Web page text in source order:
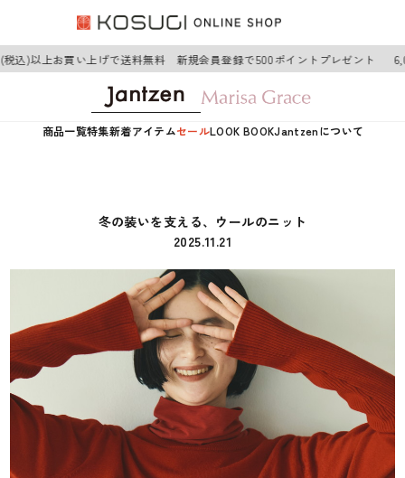
上お買い上げで送料無料 新規会員登録で500ポイントプレゼント 6,000
商品一覧特集新着アイテムセールLOOK BOOKJantzenについて
冬の装いを支える、ウールのニット
2025.11.21